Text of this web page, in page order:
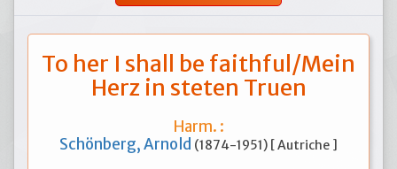
To her I shall be faithful/Mein
Herz in steten Truen
Harm. :
Schönberg, Arnold (1874-1951) [ Autriche ]